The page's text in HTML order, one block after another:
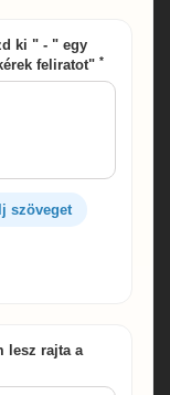
ki " - " egy
feliratot" *
szöveget
lesz rajta a